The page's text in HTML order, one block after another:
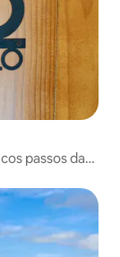
passos da